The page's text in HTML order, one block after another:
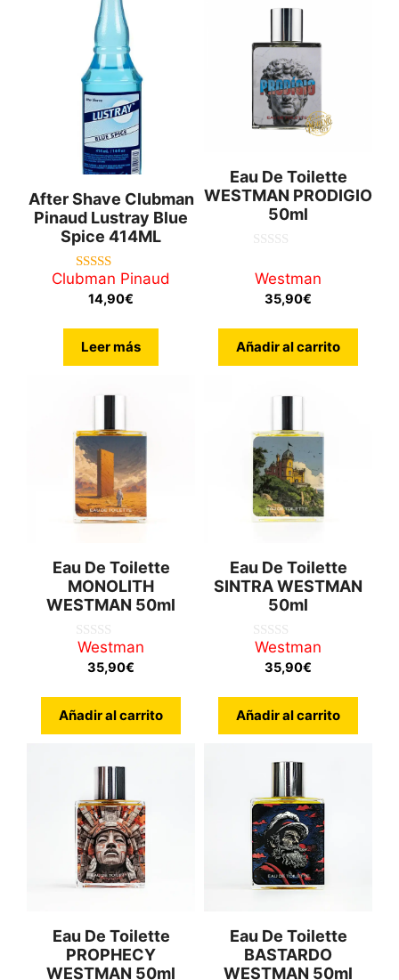
After Shave Clubman
Pinaud Lustray Blue
Spice 414ML
4.71
de 5
Clubman Pinaud
14,90€
Leer más
Eau De Toilette
WESTMAN PRODIGIO
50ml
d
e
Westman
35,90€
Añadir al carrito
Eau De Toilette
MONOLITH
WESTMAN 50ml
0
Westman
35,90€
Añadir al carrito
Eau De Toilette
SINTRA WESTMAN
50ml
0
Westman
35,90€
Añadir al carrito
Eau De Toilette
PROPHECY
WESTMAN 50ml
Eau De Toilette
BASTARDO
WESTMAN 50ml